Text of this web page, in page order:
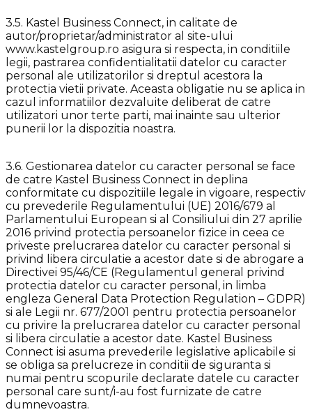
3.5. Kastel Business Connect, in calitate de
autor/proprietar/administrator al site-ului
www.kastelgroup.ro asigura si respecta, in conditiile
legii, pastrarea confidentialitatii datelor cu caracter
personal ale utilizatorilor si dreptul acestora la
protectia vietii private. Aceasta obligatie nu se aplica in
cazul informatiilor dezvaluite deliberat de catre
utilizatori unor terte parti, mai inainte sau ulterior
punerii lor la dispozitia noastra.
3.6. Gestionarea datelor cu caracter personal se face
de catre Kastel Business Connect in deplina
conformitate cu dispozitiile legale in vigoare, respectiv
cu prevederile Regulamentului (UE) 2016/679 al
Parlamentului European si al Consiliului din 27 aprilie
2016 privind protectia persoanelor fizice in ceea ce
priveste prelucrarea datelor cu caracter personal si
privind libera circulatie a acestor date si de abrogare a
Directivei 95/46/CE (Regulamentul general privind
protectia datelor cu caracter personal, in limba
engleza General Data Protection Regulation – GDPR)
si ale Legii nr. 677/2001 pentru protectia persoanelor
cu privire la prelucrarea datelor cu caracter personal
si libera circulatie a acestor date. Kastel Business
Connect isi asuma prevederile legislative aplicabile si
se obliga sa prelucreze in conditii de siguranta si
numai pentru scopurile declarate datele cu caracter
personal care sunt/i-au fost furnizate de catre
dumnevoastra.